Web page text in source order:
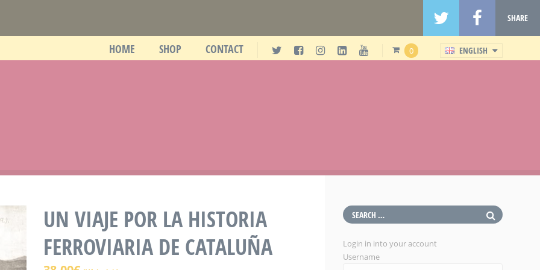
SHARE
HOME SHOP CONTACT ENGLISH
0
UN VIAJE POR LA HISTORIA
FERROVIARIA DE CATALUÑA
Login in into your account
Username